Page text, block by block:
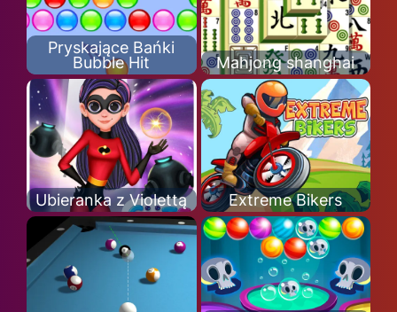
Pryskające Bańki
Bubble Hit
Mahjong shanghai
Ubieranka z Violettą Extreme Bikers